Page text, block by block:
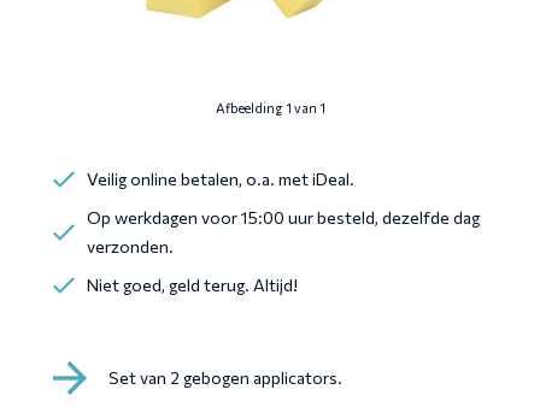
Afbeelding 1 van 1
Veilig online betalen, o.a. met iDeal.
Op werkdagen voor 15:00 uur besteld, dezelfde dag
verzonden.
Niet goed, geld terug. Altijd!
Set van 2 gebogen applicators.